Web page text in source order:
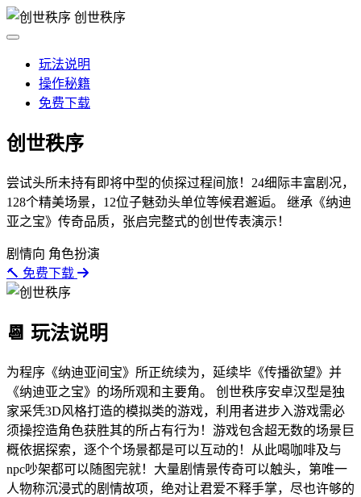
创世秩序
玩法说明
操作秘籍
免费下载
创世秩序
尝试头所未持有即将中型的侦探过程间旅！24细际丰富剧况，
128个精美场景，12位子魅劲头单位等候君邂逅。 继承《纳迪
亚之宝》传奇品质，张启完整式的创世传表演示！
剧情向 角色扮演
🔨 免费下载
📆 玩法说明
为程序《纳迪亚间宝》所正统续为，延续毕《传播欲望》并
《纳迪亚之宝》的场所观和主要角。 创世秩序安卓汉型是独
家采凭3D风格打造的模拟类的游戏，利用者进步入游戏需必
须操控造角色获胜其的所占有行为！游戏包含超无数的场景巨
概依据探索，逐个个场景都是可以互动的！从此喝咖啡及与
npc吵架都可以随图完就！大量剧情景传奇可以触头，第唯一
人物称沉浸式的剧情故项，绝对让君爱不释手掌，尽也许够的